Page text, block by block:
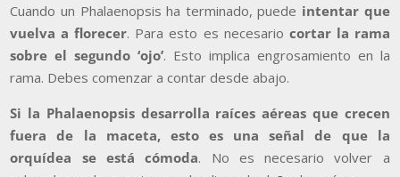
Cuando un Phalaenopsis ha terminado, puede intentar que
vuelva a florecer. Para esto es necesario cortar la rama
sobre el segundo ‘ojo’. Esto implica engrosamiento en la
rama. Debes comenzar a contar desde abajo.
Si la Phalaenopsis desarrolla raíces aéreas que crecen
fuera de la maceta, esto es una señal de que la
orquídea se está cómoda. No es necesario volver a